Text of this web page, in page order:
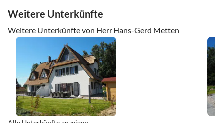
Weitere Unterkünfte
Weitere Unterkünfte von Herr Hans-Gerd Metten